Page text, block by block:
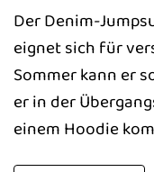
Der Denim-
eignet sich für
Sommer kann er
er in der
einem Hoodie